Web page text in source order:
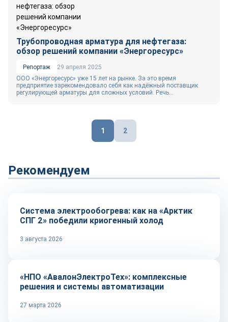
Трубопроводная арматура для нефтегаза:
обзор решений компании «Энергоресурс»
Репортаж
29 апреля 2025
ООО «Энергоресурс» уже 15 лет на рынке. За это время
предприятие зарекомендовало себя как надёжный поставщик
регулирующей арматуры для сложных условий. Речь...
1 2
Рекомендуем
Технологии
Система электрообогрева: как на «Арктик
СПГ 2» победили криогенный холод
3 августа 2026
Репортаж
«НПО «АвалонЭлектроТех»: комплексные
решения и системы автоматизации
27 марта 2026
Репортаж